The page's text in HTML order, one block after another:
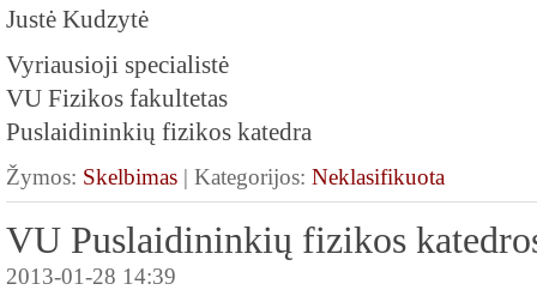
Justė Kudzytė
Vyriausioji specialistė
VU Fizikos fakultetas
Puslaidininkių fizikos katedra
Žymos: Skelbimas | Kategorijos: Neklasifikuota
VU Puslaidininkių fizikos
2013-01-28 14:39